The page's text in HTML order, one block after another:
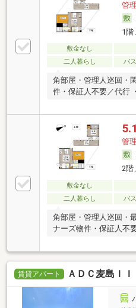
管
1階
敷金なし
二人暮らし
バ
角部屋・管理人巡回・
件・保証人不要／代行
管
2階
敷金なし
二人暮らし
バ
角部屋・管理人巡回・
ナーズ物件・保証人不
賃貸アパート ＡＤＣ麦島ＩＩ